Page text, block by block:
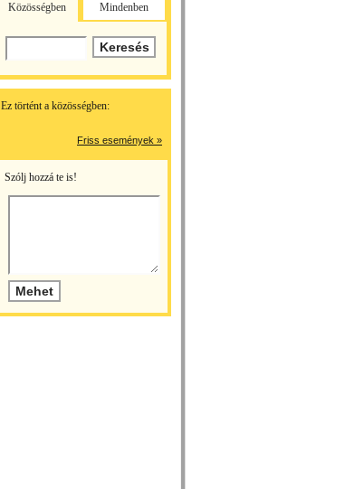
Közösségben Mindenben
Ez történt a közösségben:
Friss események »
Szólj hozzá te is!